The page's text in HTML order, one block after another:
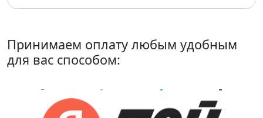
Принимаем оплату любым удобным
для вас способом: